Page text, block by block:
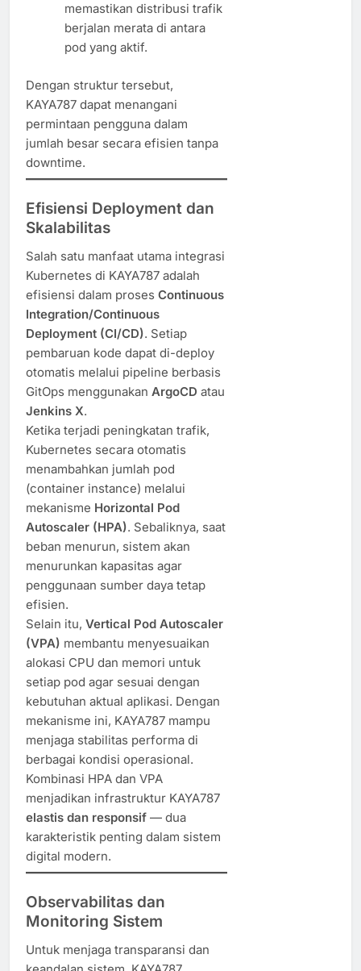
memastikan distribusi trafik
berjalan merata di antara
pod yang aktif.
Dengan struktur tersebut,
KAYA787 dapat menangani
permintaan pengguna dalam
jumlah besar secara efisien tanpa
downtime.
Efisiensi Deployment dan
Skalabilitas
Salah satu manfaat utama integrasi
Kubernetes di KAYA787 adalah
efisiensi dalam proses Continuous
Integration/Continuous
Deployment (CI/CD). Setiap
pembaruan kode dapat di-deploy
otomatis melalui pipeline berbasis
GitOps menggunakan ArgoCD atau
Jenkins X.
Ketika terjadi peningkatan trafik,
Kubernetes secara otomatis
menambahkan jumlah pod
(container instance) melalui
mekanisme Horizontal Pod
Autoscaler (HPA). Sebaliknya, saat
beban menurun, sistem akan
menurunkan kapasitas agar
penggunaan sumber daya tetap
efisien.
Selain itu, Vertical Pod Autoscaler
(VPA) membantu menyesuaikan
alokasi CPU dan memori untuk
setiap pod agar sesuai dengan
kebutuhan aktual aplikasi. Dengan
mekanisme ini, KAYA787 mampu
menjaga stabilitas performa di
berbagai kondisi operasional.
Kombinasi HPA dan VPA
menjadikan infrastruktur KAYA787
elastis dan responsif — dua
karakteristik penting dalam sistem
digital modern.
Observabilitas dan
Monitoring Sistem
Untuk menjaga transparansi dan